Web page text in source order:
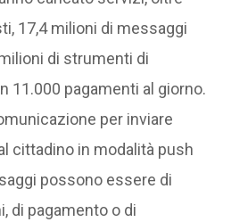
17,4 milioni di messaggi
di strumenti di
11.000 pagamenti al giorno.
per inviare
cittadino in modalità push
possono essere di
di pagamento o di